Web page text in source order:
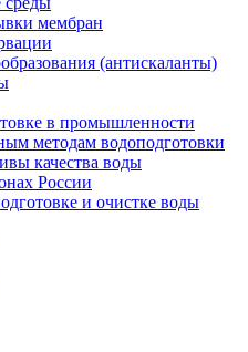
мембран
(антискаланты)
в промышленности
методам водоподготовки
качества воды
России
и очистке воды